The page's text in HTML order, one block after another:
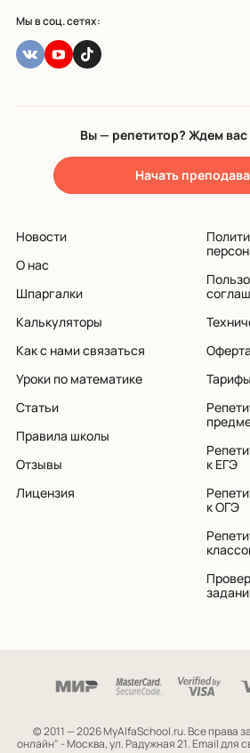
Мы в соц. сетях:
Вы — репетитор? Ждем
Начать
Новости
О нас
Шпаргалки
Калькуляторы
Как с нами связаться
Уроки по математике
Статьи
Правила школы
Отзывы
Лицензия
Тарифы
к ЕГЭ
к ОГЭ
© 2011 — 2026 MyAlfaSchool.ru. Все права
онлайн" - Москва, ул. Радужная 21. Email для